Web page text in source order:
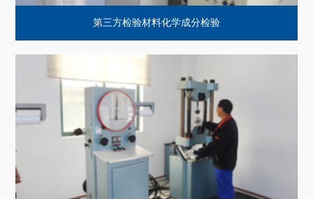
第三方检验材料化学成分检验